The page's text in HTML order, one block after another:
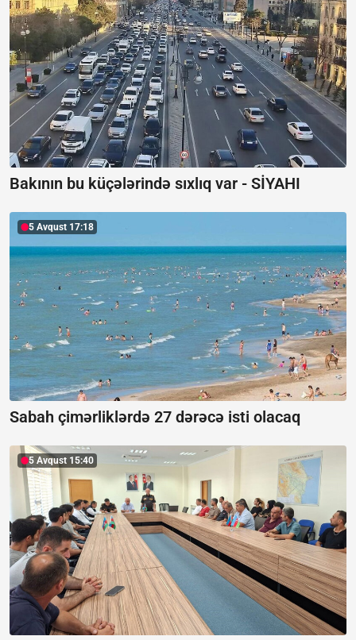
Bakının bu küçələrində sıxlıq var - SİYAHI
5 Avqust 17:18
Sabah çimərliklərdə 27 dərəcə isti olacaq
5 Avqust 15:40